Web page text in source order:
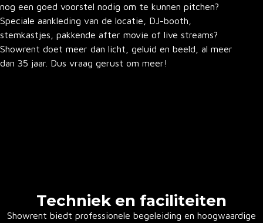
nog een goed voorstel nodig om te kunnen pitchen?
Speciale aankleding van de locatie, DJ-booth,
stemkastjes, pakkende after movie of live streams?
Showrent doet meer dan licht, geluid en beeld, al meer
dan 35 jaar. Dus vraag gerust om meer!
Techniek en faciliteiten
Showrent biedt professionele begeleiding en hoogwaardige